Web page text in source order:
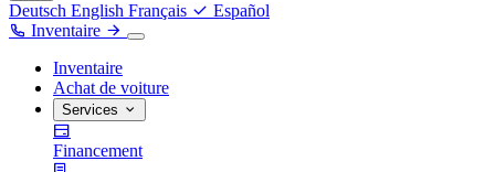
Deutsch English Français
Español
Inventaire
Inventaire
Achat de voiture
Services
Financement